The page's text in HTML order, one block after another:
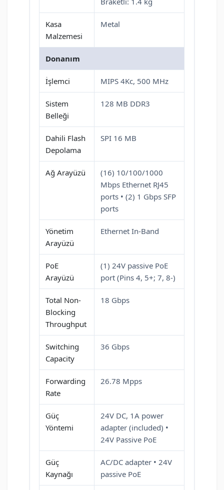
Kasa
Malzemesi
Metal
Donanım
İşlemci MIPS 4Kc, 500 MHz
Sistem
Belleği
128 MB DDR3
Dahili Flash
Depolama
SPI 16 MB
Ağ Arayüzü
(16) 10/100/1000
Mbps Ethernet RJ45
ports • (2) 1 Gbps SFP
ports
Yönetim
Arayüzü
Ethernet In-Band
PoE
Arayüzü
(1) 24V passive PoE
port (Pins 4, 5+; 7, 8-)
Total Non-
Blocking
Throughput
18 Gbps
Switching
Capacity
36 Gbps
Forwarding
Rate
26.78 Mpps
Güç
Yöntemi
24V DC, 1A power
adapter (included) •
24V Passive PoE
Güç
Kaynağı
AC/DC adapter • 24V
passive PoE